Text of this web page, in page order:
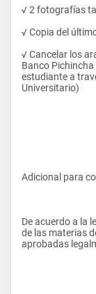
La Industria
diariamente una
infecciosas y
pobreza, la
calentamiento
pasado a ocupar
alimentos ,las
apuntan a la
OBJETIVO
√ 2 fotografías
√ Copia del
√ Cancelar los
Banco
estudiante a
Universitario)
Adicional para
De acuerdo a la
de las materias
aprobadas